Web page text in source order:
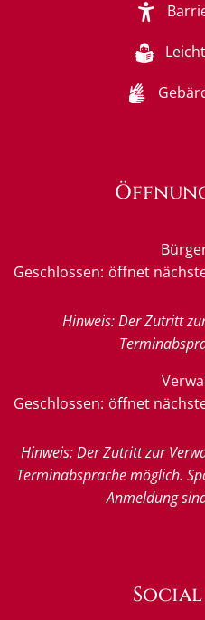
Klicken, um weitere
Geschlossen: öffnet
Hinweis: Der Zutritt
Klicken, um weitere
Geschlossen: öffnet
Hinweis: Der Zutritt zur
Terminabsprache möglich.
Anmeldung